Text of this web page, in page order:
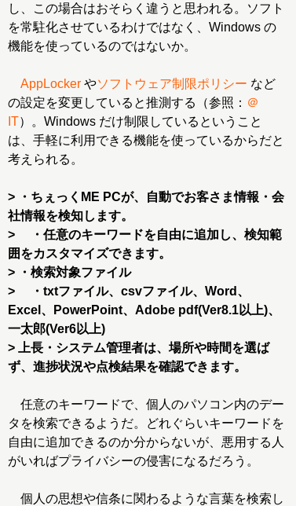
し、この場合はおそらく違うと思われる。ソフト
を常駐化させているわけではなく、Windows の
機能を使っているのではないか。
AppLocker やソフトウェア制限ポリシー など
の設定を変更していると推測する（参照： ＠
IT）。Windows だけ制限しているということ
は、手軽に利用できる機能を使っているからだと
考えられる。
> ・ちぇっくME PCが、自動でお客さま情報・会
社情報を検知します。
> ・任意のキーワードを自由に追加し、検知範
囲をカスタマイズできます。
> ・検索対象ファイル
> ・txtファイル、csvファイル、Word、
Excel、PowerPoint、Adobe pdf(Ver8.1以上)、
一太郎(Ver6以上)
> 上長・システム管理者は、場所や時間を選ば
ず、進捗状況や点検結果を確認できます。
任意のキーワードで、個人のパソコン内のデー
タを検索できるようだ。どれぐらいキーワードを
自由に追加できるのか分からないが、悪用する人
がいればプライバシーの侵害になるだろう。
個人の思想や信条に関わるような言葉を検索し